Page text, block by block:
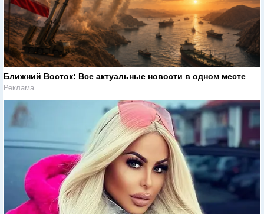
Ближний Восток: Все актуальные новости в одном месте
Реклама